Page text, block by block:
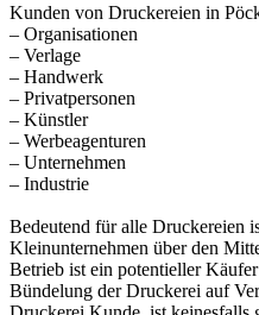
Kunden von Druckereien in
– Organisationen
– Verlage
– Handwerk
– Privatpersonen
– Künstler
– Werbeagenturen
– Unternehmen
– Industrie
Bedeutend für alle Druckereien
Kleinunternehmen über den
Betrieb ist ein potentieller
Bündelung der Druckerei auf